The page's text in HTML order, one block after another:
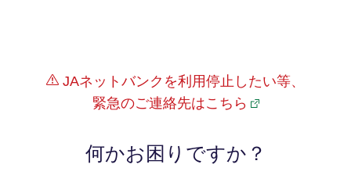
JAネットバンクを利用停止したい等、
緊急のご連絡先はこちら
何かお困りですか？